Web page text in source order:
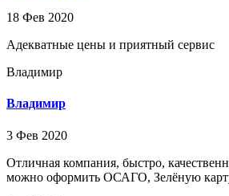
18 Фев 2020
Адекватные цены и приятный сервис
Владимир
Владимир
3 Фев 2020
Отличная компания, быстро,
можно оформить ОСАГО, Зелёную